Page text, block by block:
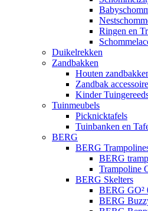
Ringen en
Duikelrekken
Zandbakken
Houten
Zandbak
Kinder
Tuinmeubels
Picknicktafels
Tuinbanken en
BERG
BERG
BERG
Trampoline
BERG Skelters
BERG GO²
BERG